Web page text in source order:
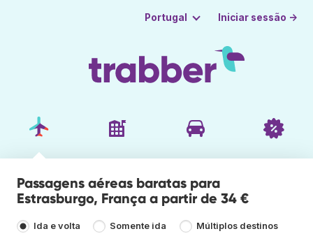
Portugal Iniciar sessão →
Passagens aéreas baratas para
Estrasburgo, França a partir de 34 €
Ida e volta Somente ida Múltiplos destinos